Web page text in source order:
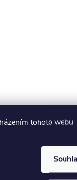
tohoto webu